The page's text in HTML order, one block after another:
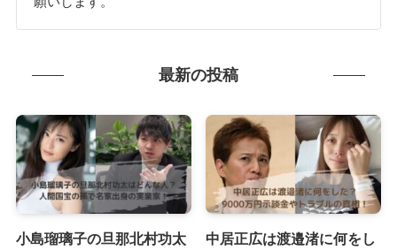
最新の投稿
小島瑠璃子の旦那北村功太 中居正広は渡邉渚に何をし